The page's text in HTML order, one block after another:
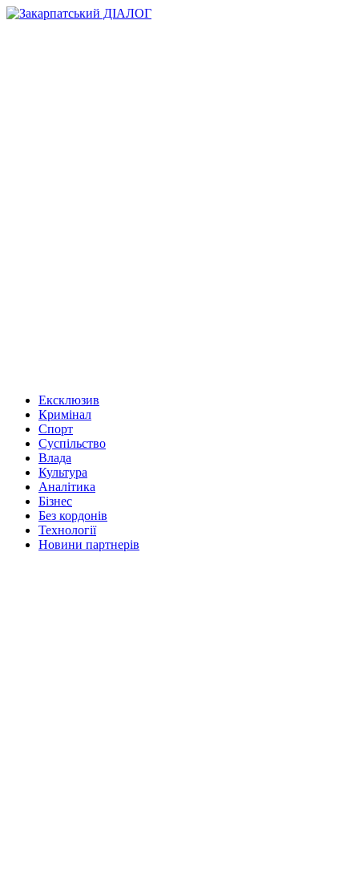
Ексклюзив
Кримінал
Спорт
Суспільство
Влада
Культура
Аналітика
Бізнес
Без кордонів
Технології
Новини партнерів